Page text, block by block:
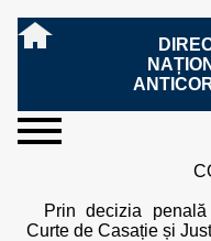
fapta de
corupție
o faptă
de
protejat
cel care
să
conțină o
penal
după ce
sesizez
obligațiile
persoanelor
DNA
oferind
la DNA?
ocupă
DNA?
informații
ale DNA
și achiziții
publice
activitate
definitive
în cauze
și relații
publice -
replică
cu
informarea
informații
în baza
privind
aplicarea
și norme
de
cu
caracter
contestare
a
Prin decizia
Curte de Casație și